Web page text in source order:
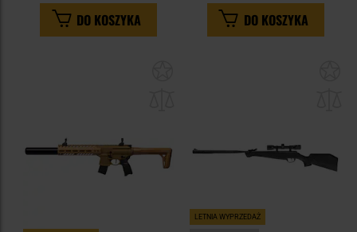
DO KOSZYKA DO KOSZYKA
LETNIA WYPRZEDAŻ